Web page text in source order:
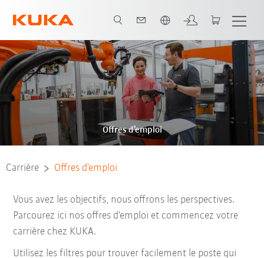
Offres d’emploi
Carrière Offres d’emploi
Vous avez les objectifs, nous offrons les perspectives.
Parcourez ici nos offres d’emploi et commencez votre
carrière chez KUKA.
Utilisez les filtres pour trouver facilement le poste qui